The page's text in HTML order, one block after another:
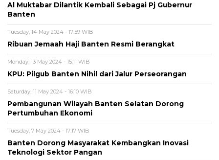
Al Muktabar Dilantik Kembali Sebagai Pj Gubernur
Banten
Tuesday, 14 May 2024 - 17:59 WIB
Ribuan Jemaah Haji Banten Resmi Berangkat
Monday, 13 May 2024 - 15:11 WIB
KPU: Pilgub Banten Nihil dari Jalur Perseorangan
Saturday, 11 May 2024 - 16:10 WIB
Pembangunan Wilayah Banten Selatan Dorong
Pertumbuhan Ekonomi
Tuesday, 7 May 2024 - 17:17 WIB
Banten Dorong Masyarakat Kembangkan Inovasi
Teknologi Sektor Pangan